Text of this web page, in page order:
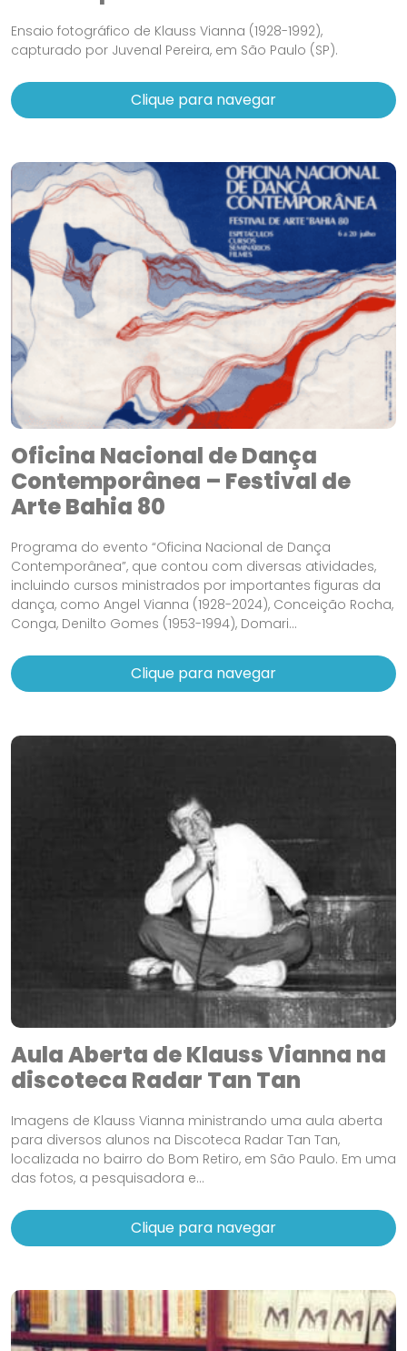
Ensaio fotográfico de Klauss Vianna (1928-1992),
capturado por Juvenal Pereira, em São Paulo (SP).
Clique para navegar
Oficina Nacional de Dança
Contemporânea – Festival de
Arte Bahia 80
Programa do evento “Oficina Nacional de Dança
Contemporânea”, que contou com diversas atividades,
incluindo cursos ministrados por importantes figuras da
dança, como Angel Vianna (1928-2024), Conceição Rocha,
Conga, Denilto Gomes (1953-1994), Domari...
Clique para navegar
Aula Aberta de Klauss Vianna na
discoteca Radar Tan Tan
Imagens de Klauss Vianna ministrando uma aula aberta
para diversos alunos na Discoteca Radar Tan Tan,
localizada no bairro do Bom Retiro, em São Paulo. Em uma
das fotos, a pesquisadora e...
Clique para navegar